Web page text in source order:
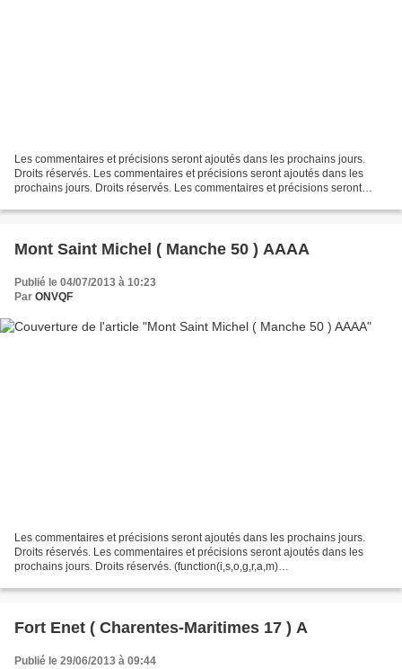
Les commentaires et précisions seront ajoutés dans les prochains jours.
Droits réservés. Les commentaires et précisions seront ajoutés dans les
prochains jours. Droits réservés. Les commentaires et précisions seront
Mont Saint Michel ( Manche 50 ) AAAA
Publié le 04/07/2013 à 10:23
Par ONVQF
Les commentaires et précisions seront ajoutés dans les prochains jours.
Droits réservés. Les commentaires et précisions seront ajoutés dans les
prochains jours. Droits réservés. (function(i,s,o,g,r,a,m)
Fort Enet ( Charentes-Maritimes 17 ) A
Publié le 29/06/2013 à 09:44